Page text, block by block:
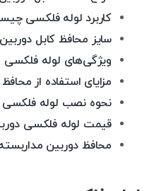
کاربرد لوله فلکسی
سایز محافظ کابل
ویژگی‌های لوله
مزایای استفاده از
نحوه نصب لوله فلکسی
قیمت لوله فلکسی
محافظ دوربین